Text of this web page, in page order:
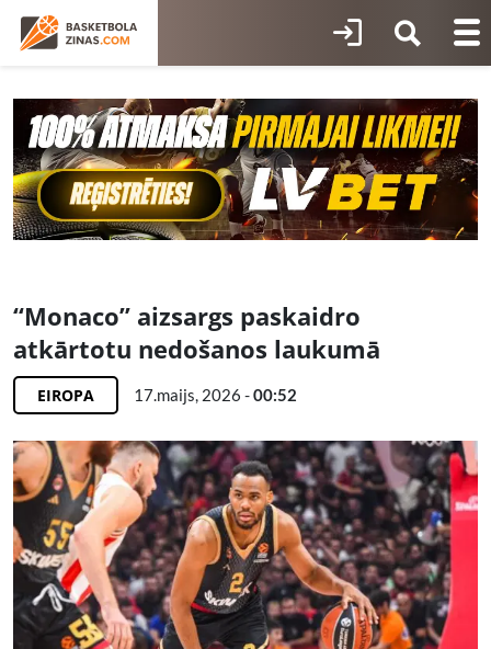
“Monaco” aizsargs paskaidro
atkārtotu nedošanos laukumā
EIROPA 17.maijs, 2026 -00:52